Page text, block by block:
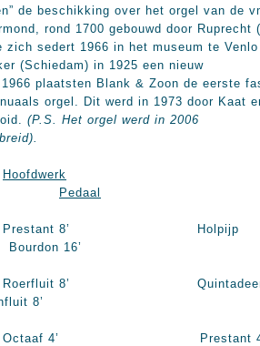
de beschikking over het orgel van de
rond 1700 gebouwd door Ruprecht
zich sedert 1966 in het museum te Venlo
(Schiedam) in 1925 een nieuw
plaatsten Blank & Zoon de eerste
orgel. Dit werd in 1973 door Kaat
(P.S. Het orgel werd in 2006
Hoofdwerk
Pedaal
8’
Holpijp
16’
8’
8’
4’ Prestant